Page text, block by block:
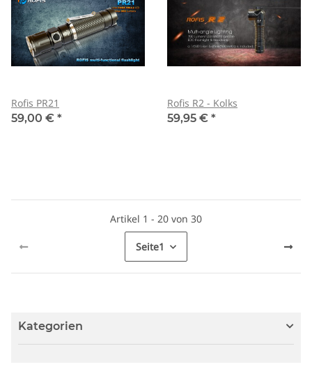
Rofis PR21
59,00 € *
Rofis R2 - Kolks
59,95 € *
Artikel 1 - 20 von 30
Seite1
Kategorien